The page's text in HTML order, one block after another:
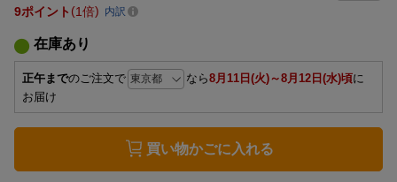
9ポイント 1倍 内訳
在庫あり
正午までのご注文で なら8月11日(火)～8月12日(水)頃に
お届け
買い物かごに入れる